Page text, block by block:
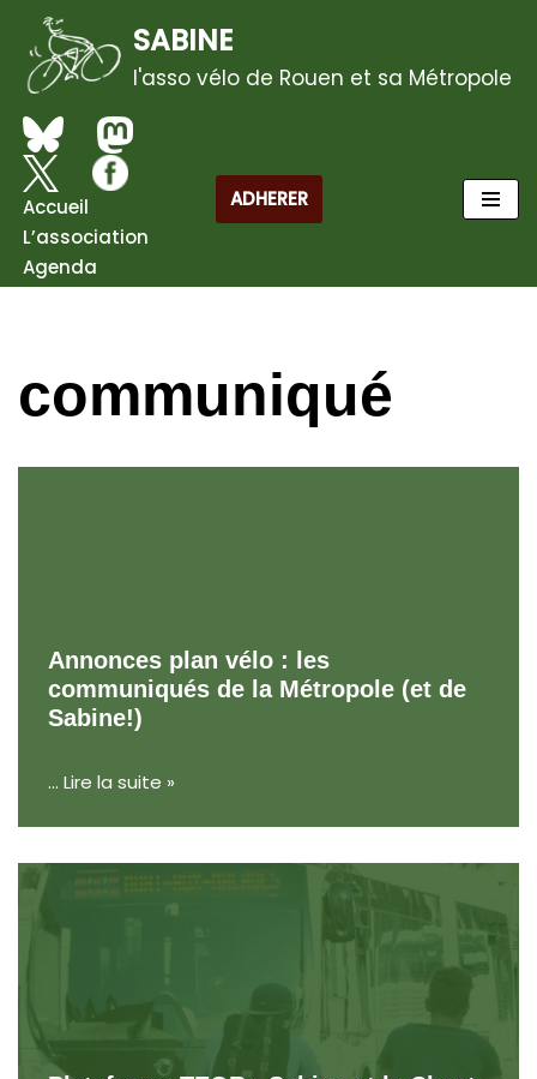
Aller
au
contenu
SABINE
l'asso vélo de Rouen et sa Métropole
Accueil
L’association
Agenda
ADHERER
communiqué
Annonces plan vélo : les
communiqués de la Métropole (et de
Sabine!)
… Lire la suite »